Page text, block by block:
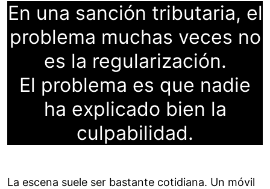
En una sanción tributaria, el
problema muchas veces no
es la regularización.
El problema es que nadie
ha explicado bien la
culpabilidad.
La escena suele ser bastante cotidiana. Un móvil